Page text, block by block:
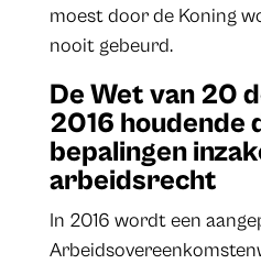
moest door de Koning
nooit gebeurd.
De Wet van 20
2016 houdende
bepalingen
arbeidsrecht
In 2016 wordt een